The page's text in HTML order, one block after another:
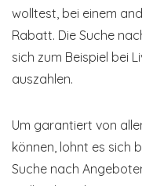
wolltest, bei einem
Rabatt. Die Suche
sich zum Beispiel bei
auszahlen.
Um garantiert von
können, lohnt es sich
Suche nach